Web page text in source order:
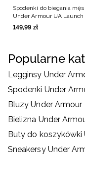
Spodenki do biegania
Under Armour UA
Shorts - czarne
149,99 zł
Popularne
Legginsy Under
Spodenki Under
Bluzy Under Armour
Bielizna Under
Sneakersy Under